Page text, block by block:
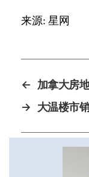
来源: 星网
←
加拿大房
→
大温楼市